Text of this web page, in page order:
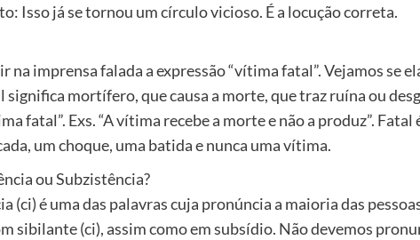
Isso já se tornou um círculo vicioso. É a locução correta.
na imprensa falada a expressão “vítima fatal”. Vejamos se
mortífero, que causa a morte, que traz ruína ou
fatal”. Exs. “A vítima recebe a morte e não a produz”.
um choque, uma batida e nunca uma vítima.
ou Subzistência?
(ci) é uma das palavras cuja pronúncia a maioria das
sibilante (ci), assim como em subsídio. Não devemos